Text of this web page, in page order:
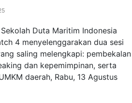
Duta Maritim Indonesia
4 menyelenggarakan dua sesi
saling melengkapi: pembekalan
dan kepemimpinan, serta
daerah, Rabu, 13 Agustus